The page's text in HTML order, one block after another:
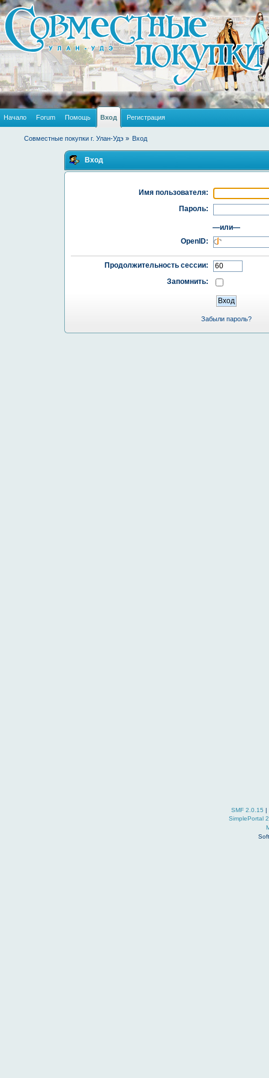
Начало Forum Помощь Вход Регистрация
Совместные покупки г. Улан-Удэ » Вход
Вход
Имя пользователя:
Пароль:
—или—
OpenID:
Продолжительность сессии:
Запомнить:
Забыли пароль?
SMF 2.0.15 |
SimplePortal